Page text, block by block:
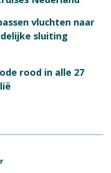
vluchten naar
sluiting
rood in alle 27